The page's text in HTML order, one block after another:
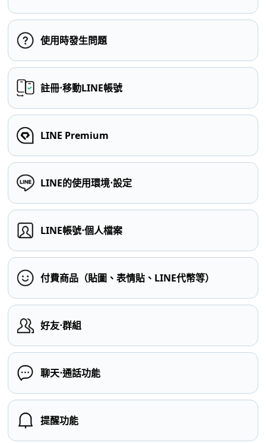
使用時發生問題
註冊⋅移動LINE帳號
LINE Premium
LINE的使用環境⋅設定
LINE帳號⋅個人檔案
付費商品（貼圖、表情貼、LINE代幣等）
好友⋅群組
聊天⋅通話功能
提醒功能